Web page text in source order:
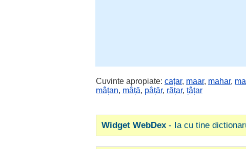
Cuvinte apropiate: cațar, maar, mahar,
mâțan, mâță, pâțăr, rățar, țâțar
Widget WebDex - Ia cu tine